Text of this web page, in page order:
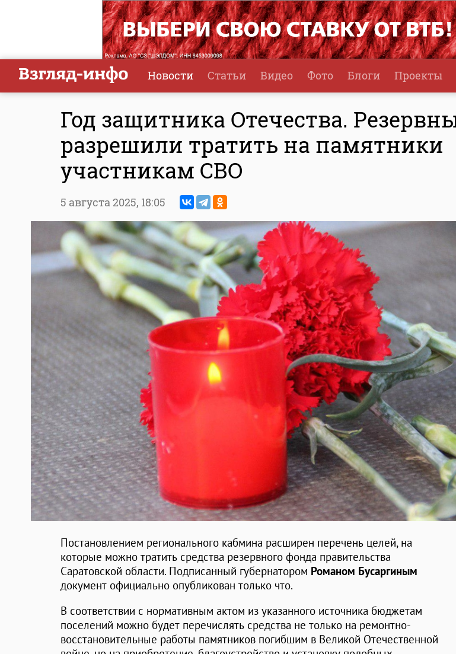
Новости Статьи Видео Фото Блоги Проекты
Год защитника Отечества.
разрешили тратить на памятники
участникам СВО
5 августа 2025, 18:05
Постановлением регионального кабмина расширен перечень целей, на
которые можно тратить средства резервного фонда правительства
Саратовской области. Подписанный губернатором Романом Бусаргиным
документ официально опубликован только что.
В соответствии с нормативным актом из указанного источника бюджетам
поселений можно будет перечислять средства не только на ремонтно-
восстановительные работы памятников погибшим в Великой Отечественной